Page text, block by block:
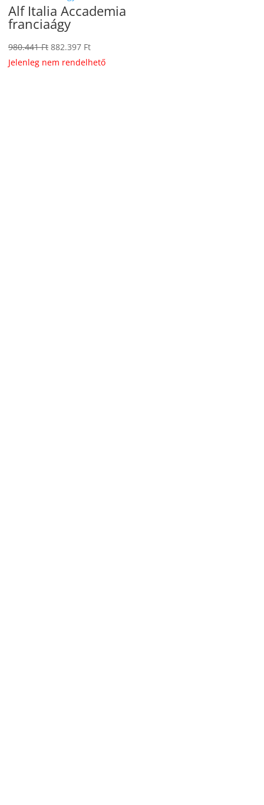
Alf Italia Accademia
franciaágy
980.441Ft Original
price
882.397 FtCurrent
price
Jelenleg nem rendelhető